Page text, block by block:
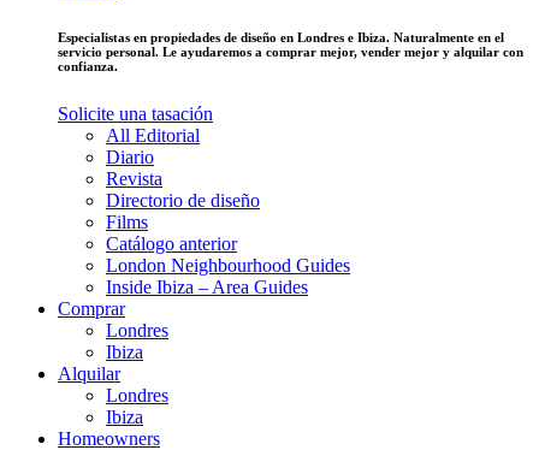
Especialistas en propiedades de diseño en Londres e Ibiza. Naturalmente en el
servicio personal. Le ayudaremos a comprar mejor, vender mejor y alquilar con
confianza.
Solicite una tasación
All Editorial
Diario
Revista
Directorio de diseño
Films
Catálogo anterior
London Neighbourhood Guides
Inside Ibiza – Area Guides
Comprar
Londres
Ibiza
Alquilar
Londres
Ibiza
Homeowners